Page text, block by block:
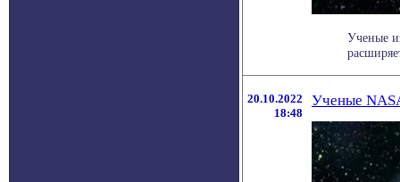
Ученые
20.10.2022
18:48
Ученые